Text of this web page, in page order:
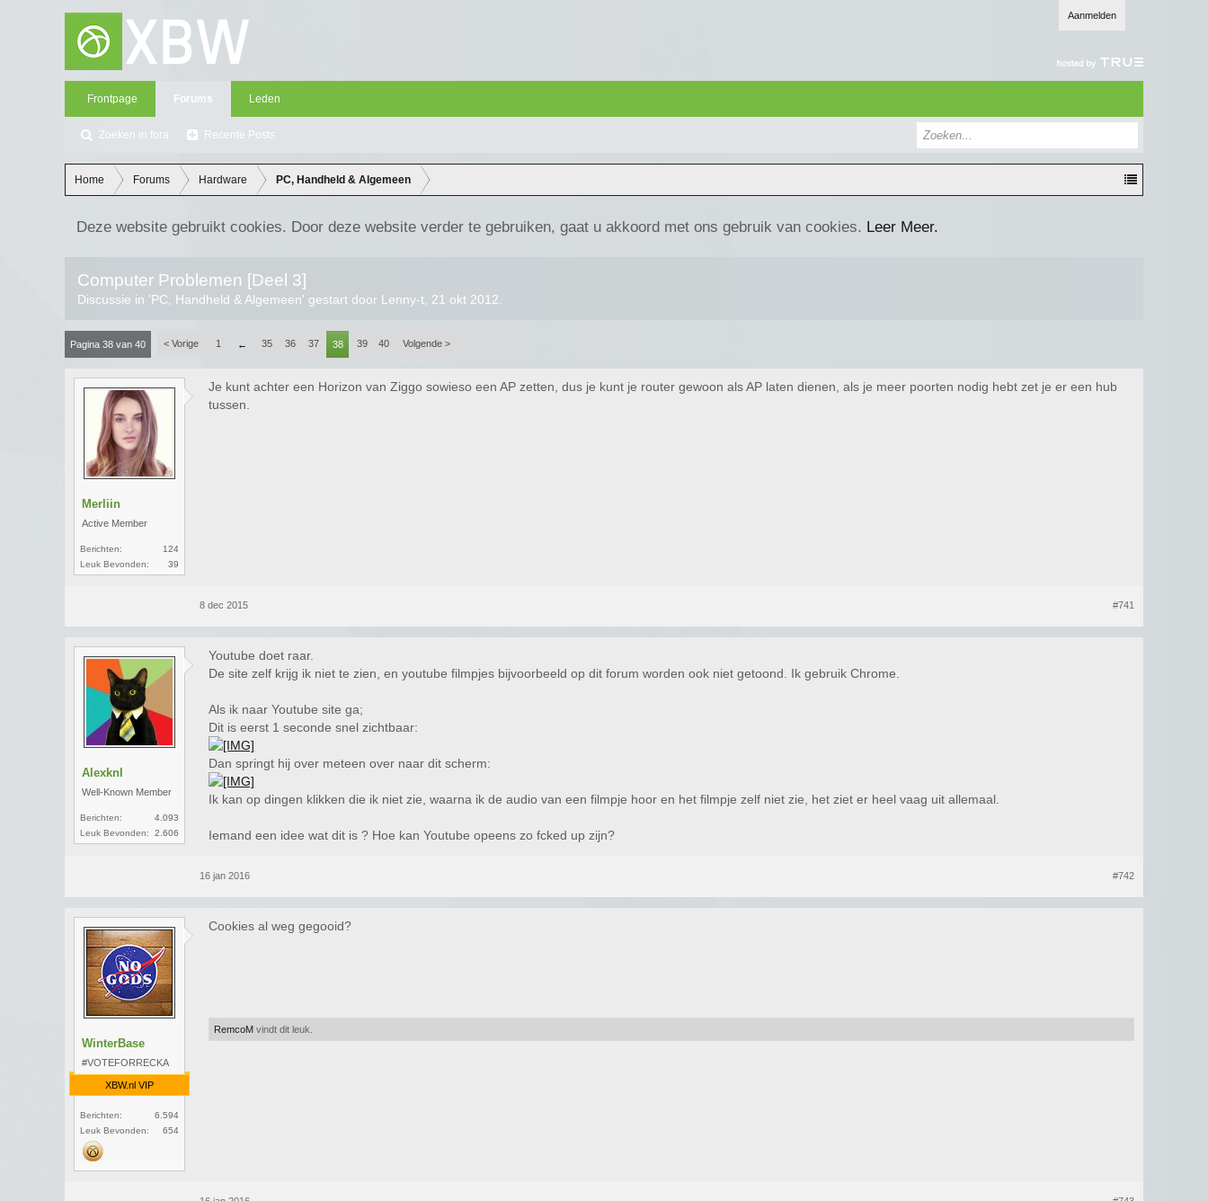
Aanmelden
Frontpage Forums
Zoeken in fora Recente Posts
Leden
Home Forums Hardware PC, Handheld & Algemeen
Deze website gebruikt cookies. Door deze website verder te gebruiken, gaat u akkoord met ons gebruik van cookies. Leer Meer.
Computer Problemen [Deel 3]
Discussie in 'PC, Handheld & Algemeen' gestart door Lenny-t 21 okt 2012
Pagina 38 van 40 < Vorige 1 ← 35 36 37 38 39 40 Volgende >
Merliin
Active Member
Berichten:
124
Leuk Bevonden:
39
Je kunt achter een Horizon van Ziggo sowieso een AP zetten, dus je kunt je router gewoon als AP laten dienen, als je meer poorten nodig hebt zet je er een hub
tussen.
8 dec 2015 #741
Alexknl
Well-Known Member
Berichten:
4.093
Leuk Bevonden:
2.606
Youtube doet raar.
De site zelf krijg ik niet te zien, en youtube filmpjes bijvoorbeeld op dit forum worden ook niet getoond. Ik gebruik Chrome.
Als ik naar Youtube site ga;
Dit is eerst 1 seconde snel zichtbaar:
Dan springt hij over meteen over naar dit scherm:
Ik kan op dingen klikken die ik niet zie, waarna ik de audio van een filmpje hoor en het filmpje zelf niet zie, het ziet er heel vaag uit allemaal.
Iemand een idee wat dit is ? Hoe kan Youtube opeens zo fcked up zijn?
16 jan 2016 #742
WinterBase
#VOTEFORRECKA
XBW.nl VIP
Berichten:
6.594
Leuk Bevonden:
654
Cookies al weg gegooid?
RemcoM vindt dit leuk.